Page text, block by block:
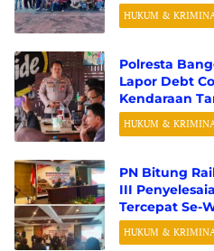
HUKUM &
Polresta
Lapor Debt
Kendaraan
Fidusia
HUKUM &
PN Bitung
III
Tercepat Se-
HUKUM &